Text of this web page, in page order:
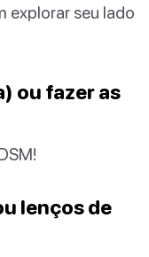
explorar seu lado
ou fazer as
lenços de